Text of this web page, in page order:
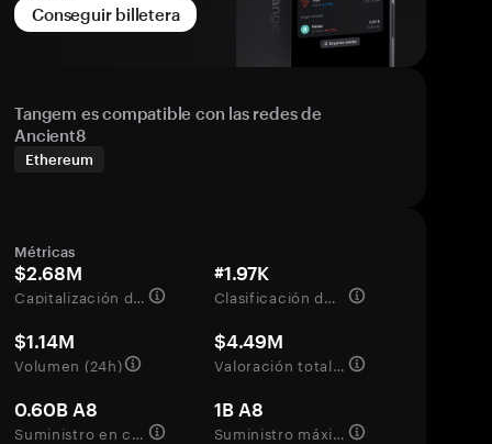
Conseguir billetera
Tangem es compatible con las redes de
Ancient8
Ethereum
Métricas
$2.68M
Capitalización de mercado
#1.97K
Clasificación del mercado
$1.14M
Volumen (24h)
$4.49M
Valoración totalmente diluida
0.60B A8
Suministro en circulación
1B A8
Suministro máximo